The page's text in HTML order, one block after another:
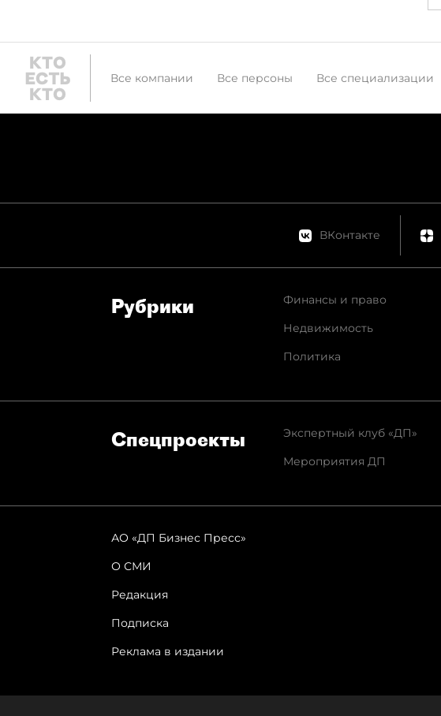
Все компании Все персоны Все специализации
ВКонтакте
Рубрики
Финансы и право
Недвижимость
Политика
Спец­проекты
Экспертный клуб «ДП»
Мероприятия ДП
АО «ДП Бизнес Пресс»
О СМИ
Редакция
Подписка
Реклама в издании